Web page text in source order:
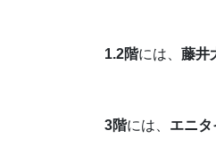
1.2階には、 藤井
3階には、 エニ